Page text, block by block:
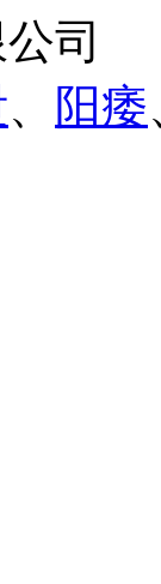
司
、 阳痿